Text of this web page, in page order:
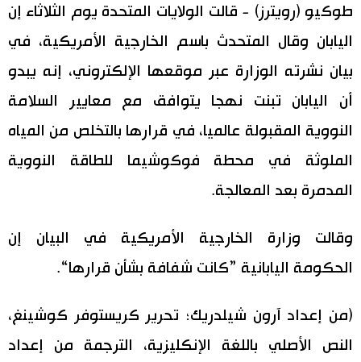
اقتصاد
ثقافة
طوكيو
إعلان
المطبخ الياباني
طوكيو (رويترز) - قالت الولايات المتحدة يوم الثلاثاء إن
اليابان وقال المتحدث باسم الخارجية الأمريكية، في
بيان نشرته الوزارة عبر موقعها الإلكتروني، إنه يبدو
أن اليابان تبنت نهجا يتوافق مع معايير السلامة
النووية المقبولة عالميا، في قرارها بالتخلص من المياه
الملوثة في محطة فوكوشيما للطاقة النووية
المدمرة بعد المعالجة.
وقالت وزارة الخارجية الأمريكية في البيان إن
الحكومة اليابانية ”كانت شفافة بشأن قرارها“.
(من إعداد آرون شيلدريك؛ تحرير كريستوفر كوشينغ،
النص الأصلي باللغة الإنكليزية، الترجمة من إعداد